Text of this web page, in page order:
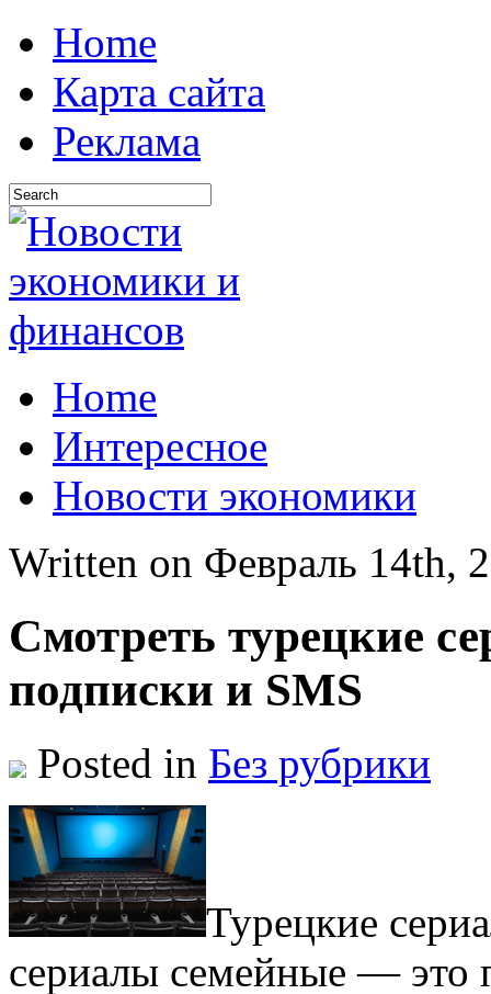
Home
Карта сайта
Реклама
Home
Интересное
Новости экономики
Written on Февраль 14th,
Смотреть турецкие
подписки и SMS
Posted in Без рубрики
Турeцкиe
сериалы семейные — это